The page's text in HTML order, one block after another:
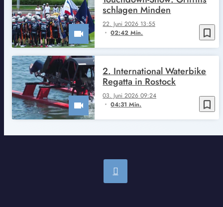
bookmark_border
22. Juni 2026 13:55
02:42 Min.
schlagen Minden
bookmark_border
03. Juni 2026 09:24
04:31 Min.
2. International Waterbike
Regatta in Rostock